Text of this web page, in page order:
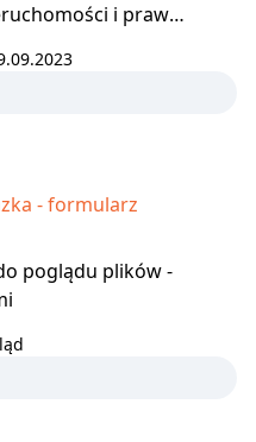
i praw
stanowią
nabycia lub
- formularz
poglądu plików -